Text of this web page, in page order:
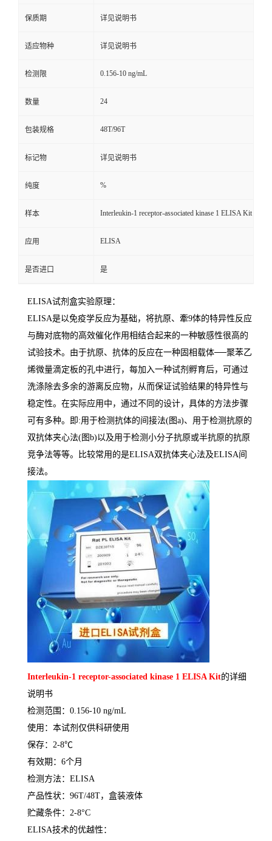
保质期 详见说明书
适应物种 详见说明书
检测限 0.156-10 ng/mL
数量 24
包装规格 48T/96T
标记物 详见说明书
纯度 %
样本 Interleukin-1 receptor-associated kinase 1 ELISA Kit
应用 ELISA
是否进口 是
ELISA试剂盒实验原理：
ELISA是以免疫学反应为基础，将抗原、牽9体的特异性反应
与酶对底物的高效催化作用相结合起来的一种敏感性很高的
试验技术。由于抗原、抗体的反应在一种固相载体──聚苯乙
烯微量滴定板的孔中进行，每加入一种试剂孵育后，可通过
洗涤除去多余的游离反应物，从而保证试验结果的特异性与
稳定性。在实际应用中，通过不同的设计，具体的方法步骤
可有多种。即:用于检测抗体的间接法(图a)、用于检测抗原的
双抗体夹心法(图b)以及用于检测小分子抗原或半抗原的抗原
竞争法等等。比较常用的是ELISA双抗体夹心法及ELISA间
接法。
Interleukin-1 receptor-associated kinase 1 ELISA Kit的详细
说明书
检测范围： 0.156-10 ng/mL
使用：本试剂仅供科研使用
保存： 2-8℃
有效期： 6个月
检测方法： ELISA
产品性状： 96T/48T，盒装液体
贮藏条件： 2-8°C
ELISA技术的优越性：